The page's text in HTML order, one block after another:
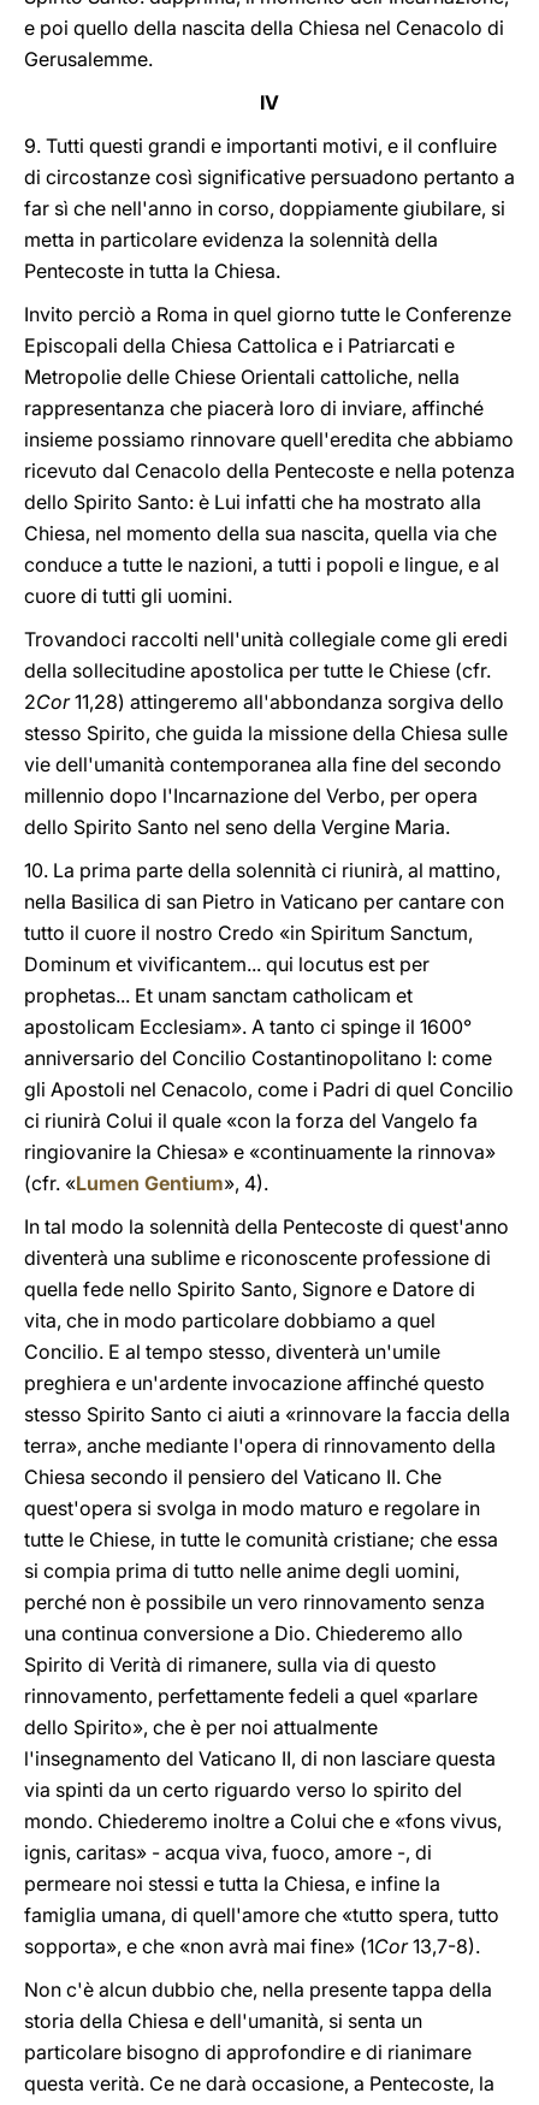
e poi quello della nascita della Chiesa nel Cenacolo di
Gerusalemme.
IV
9. Tutti questi grandi e importanti motivi, e il confluire
di circostanze così significative persuadono pertanto a
far sì che nell'anno in corso, doppiamente giubilare, si
metta in particolare evidenza la solennità della
Pentecoste in tutta la Chiesa.
Invito perciò a Roma in quel giorno tutte le Conferenze
Episcopali della Chiesa Cattolica e i Patriarcati e
Metropolie delle Chiese Orientali cattoliche, nella
rappresentanza che piacerà loro di inviare, affinché
insieme possiamo rinnovare quell'eredita che abbiamo
ricevuto dal Cenacolo della Pentecoste e nella potenza
dello Spirito Santo: è Lui infatti che ha mostrato alla
Chiesa, nel momento della sua nascita, quella via che
conduce a tutte le nazioni, a tutti i popoli e lingue, e al
cuore di tutti gli uomini.
Trovandoci raccolti nell'unità collegiale come gli eredi
della sollecitudine apostolica per tutte le Chiese (cfr.
2Cor11,28) attingeremo all'abbondanza sorgiva dello
stesso Spirito, che guida la missione della Chiesa sulle
vie dell'umanità contemporanea alla fine del secondo
millennio dopo l'Incarnazione del Verbo, per opera
dello Spirito Santo nel seno della Vergine Maria.
10. La prima parte della solennità ci riunirà, al mattino,
nella Basilica di san Pietro in Vaticano per cantare con
tutto il cuore il nostro Credo «in Spiritum Sanctum,
Dominum et vivificantem... qui locutus est per
prophetas... Et unam sanctam catholicam et
apostolicam Ecclesiam». A tanto ci spinge il 1600°
anniversario del Concilio Costantinopolitano I: come
gli Apostoli nel Cenacolo, come i Padri di quel Concilio
ci riunirà Colui il quale «con la forza del Vangelo fa
ringiovanire la Chiesa» e «continuamente la rinnova»
(cfr. «Lumen Gentium», 4).
In tal modo la solennità della Pentecoste di quest'anno
diventerà una sublime e riconoscente professione di
quella fede nello Spirito Santo, Signore e Datore di
vita, che in modo particolare dobbiamo a quel
Concilio. E al tempo stesso, diventerà un'umile
preghiera e un'ardente invocazione affinché questo
stesso Spirito Santo ci aiuti a «rinnovare la faccia della
terra», anche mediante l'opera di rinnovamento della
Chiesa secondo il pensiero del Vaticano II. Che
quest'opera si svolga in modo maturo e regolare in
tutte le Chiese, in tutte le comunità cristiane; che essa
si compia prima di tutto nelle anime degli uomini,
perché non è possibile un vero rinnovamento senza
una continua conversione a Dio. Chiederemo allo
Spirito di Verità di rimanere, sulla via di questo
rinnovamento, perfettamente fedeli a quel «parlare
dello Spirito», che è per noi attualmente
l'insegnamento del Vaticano II, di non lasciare questa
via spinti da un certo riguardo verso lo spirito del
mondo. Chiederemo inoltre a Colui che e «fons vivus,
ignis, caritas» - acqua viva, fuoco, amore -, di
permeare noi stessi e tutta la Chiesa, e infine la
famiglia umana, di quell'amore che «tutto spera, tutto
sopporta», e che «non avrà mai fine» (1Cor13,7-8).
Non c'è alcun dubbio che, nella presente tappa della
storia della Chiesa e dell'umanità, si senta un
particolare bisogno di approfondire e di rianimare
questa verità. Ce ne darà occasione, a Pentecoste, la